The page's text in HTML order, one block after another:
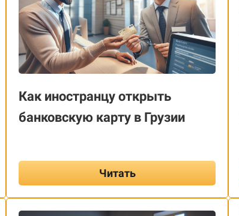
Как иностранцу открыть
банковскую карту в Грузии
Читать